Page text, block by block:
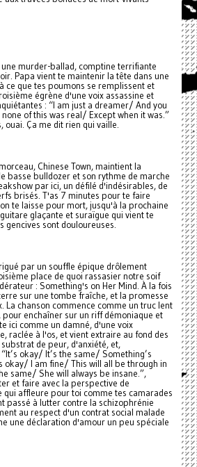
une murder-ballad, comptine terrifiante
Papa vient te maintenir la tête dans une
ce que tes poumons se remplissent et
égrène d'une voix assassine et
: “I am just a dreamer/ And you
of this was real/ Except when it was.”
ouai. Ça me dit rien qui vaille.
Chinese Town, maintient la
basse bulldozer et son rythme de marche
par ici, un défilé d'indésirables, de
brisés. T'as 7 minutes pour te faire
te laisse pour mort, jusqu'à la prochaine
glaçante et suraïgue qui vient te
gencives sont douloureuses.
par un souffle épique drôlement
place de quoi rassasier notre soif
: Something's on Her Mind. À la fois
sur une tombe fraîche, et la promesse
La chanson commence comme un truc lent
pour enchaîner sur un riff démoniaque et
ici comme un damné, d'une voix
raclée à l'os, et vient extraire au fond des
de peur, d'anxiété, et,
okay/ It’s the same/ Something’s
okay/ I am fine/ This will all be through in
same/ She will always be insane.”,
et faire avec la perspective de
qui affleure pour toi comme tes camarades
passé à lutter contre la schizophrénie
au respect d'un contrat social malade
une déclaration d'amour un peu spéciale